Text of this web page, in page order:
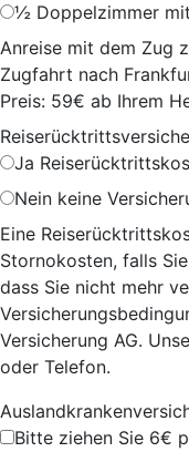
½ Doppelzimmer
Anreise mit dem Zug
Zugfahrt nach
Preis: 59€ ab Ihrem
Ja
Nein keine
Eine
Stornokosten, falls
dass Sie nicht mehr
Versicherung AG.
oder Telefon.
Bitte ziehen Sie 6€